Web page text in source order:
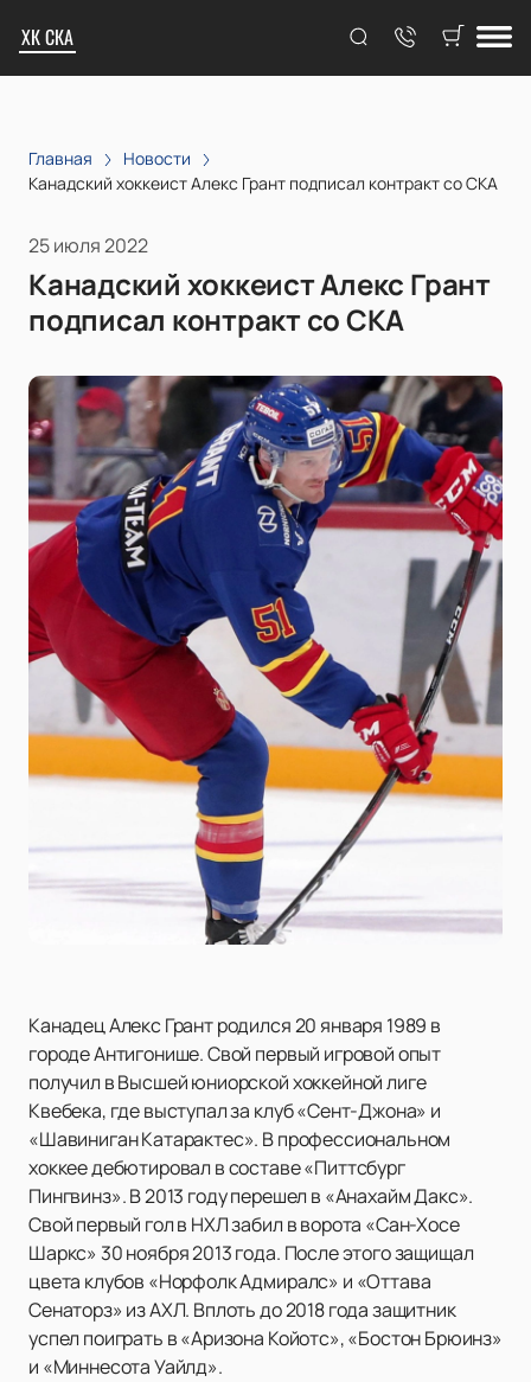
ХК СКА
Главная
Новости
​Канадский хоккеист Алекс Грант подписал контракт со СКА
25 июля 2022
​Канадский хоккеист Алекс Грант
подписал контракт со СКА
Канадец Алекс Грант родился 20 января 1989 в
городе Антигонише. Свой первый игровой опыт
получил в Высшей юниорской хоккейной лиге
Квебека, где выступал за клуб «Сент-Джона» и
«Шавиниган Катарактес». В профессиональном
хоккее дебютировал в составе «Питтсбург
Пингвинз». В 2013 году перешел в «Анахайм Дакс».
Свой первый гол в НХЛ забил в ворота «Сан-Хосе
Шаркс» 30 ноября 2013 года. После этого защищал
цвета клубов «Норфолк Адмиралс» и «Оттава
Сенаторз» из АХЛ. Вплоть до 2018 года защитник
успел поиграть в «Аризона Койотс», «Бостон Брюинз»
и «Миннесота Уайлд».